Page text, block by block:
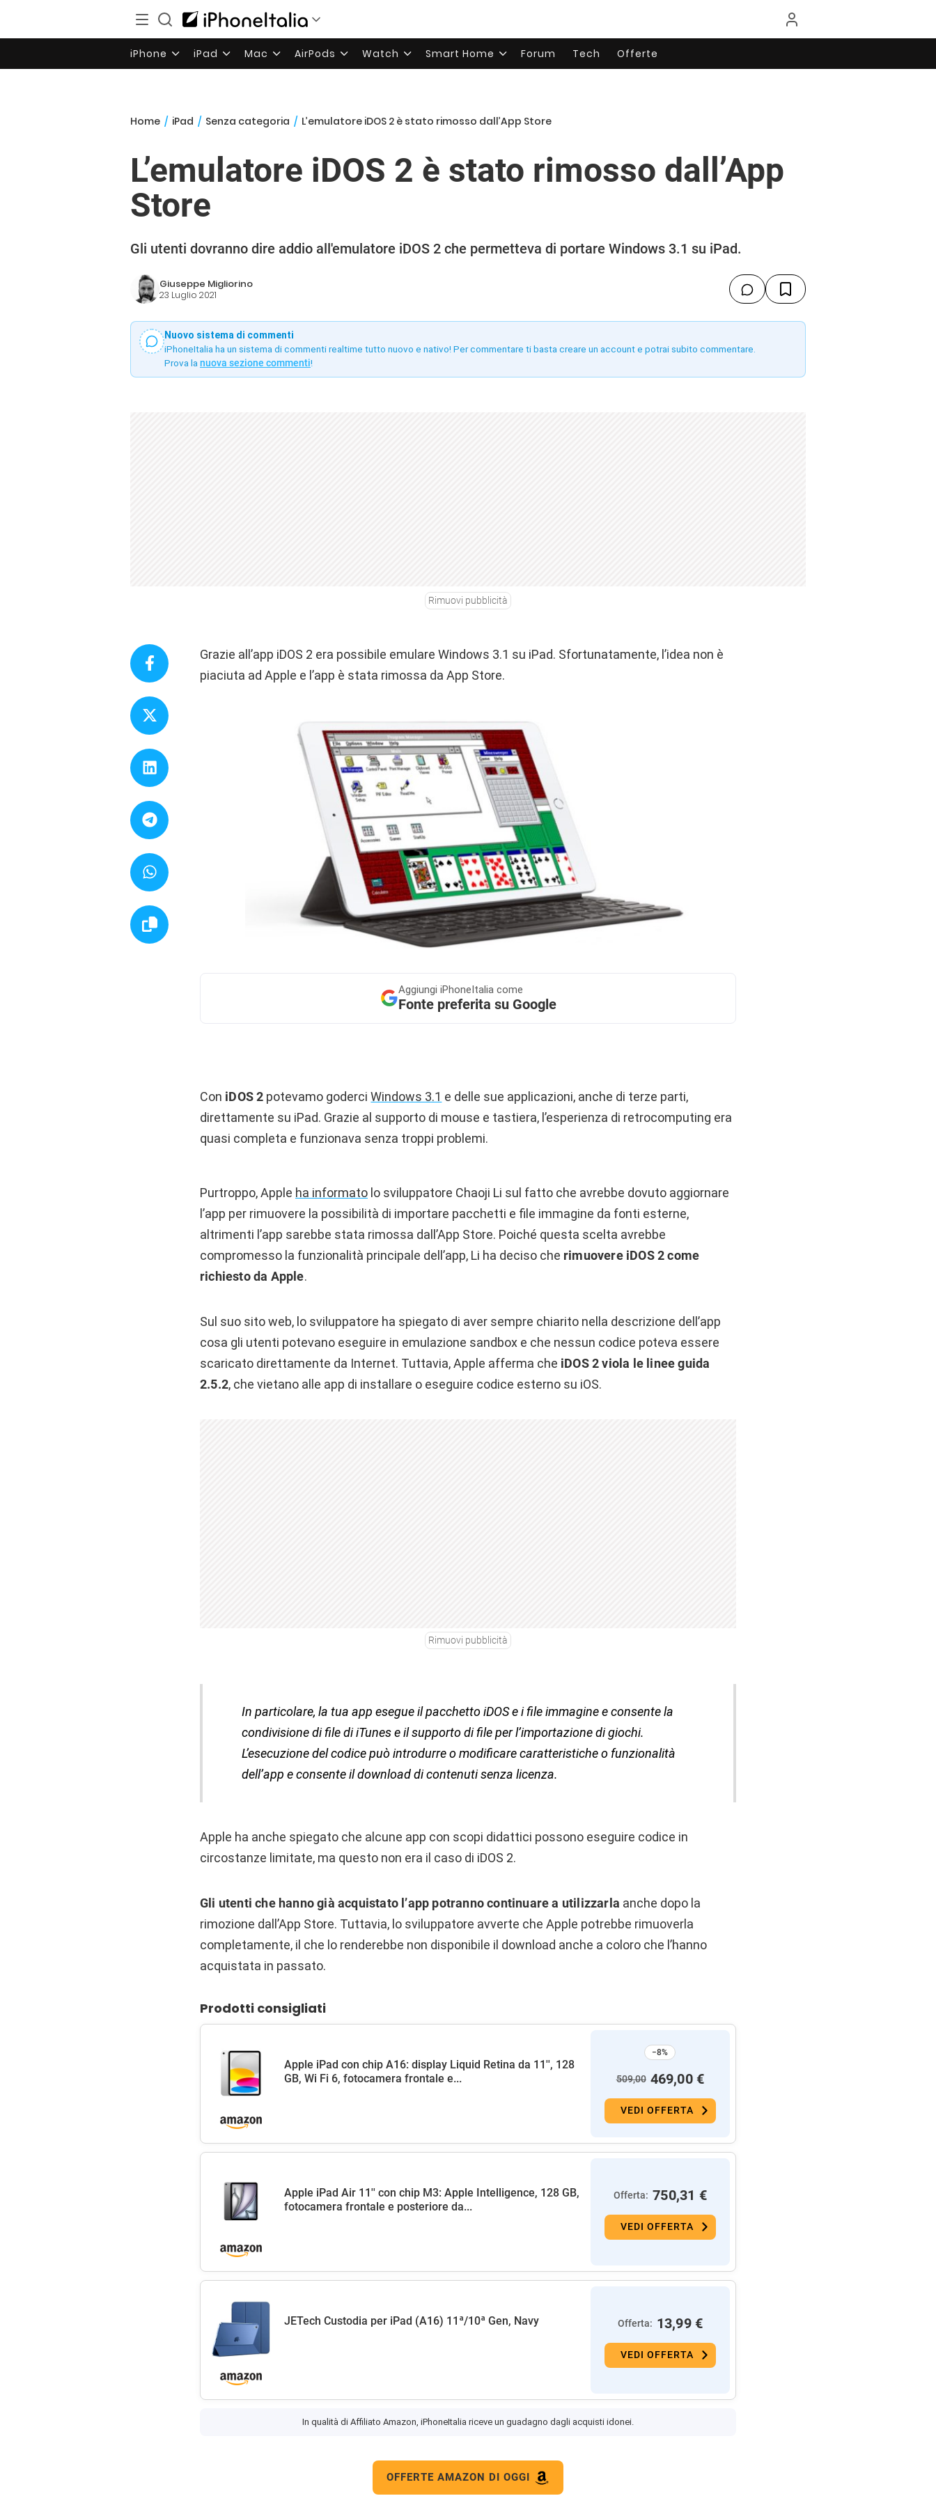
iPhone iPad Mac AirPods Watch Smart Home Forum Tech Offerte
Home / iPad / Senza categoria / L’emulatore iDOS 2 è stato rimosso dall’App Store
L’emulatore iDOS 2 è stato rimosso dall’App
Store
Gli utenti dovranno dire addio all'emulatore iDOS 2 che permetteva di portare Windows 3.1 su iPad.
Giuseppe Migliorino
23 Luglio 2021
Nuovo sistema di commenti
iPhoneItalia ha un sistema di commenti realtime tutto nuovo e nativo! Per commentare ti basta creare un account e potrai subito commentare.
Prova la nuova sezione commenti!
Rimuovi pubblicità
Grazie all’app iDOS 2 era possibile emulare Windows 3.1 su iPad. Sfortunatamente, l’idea non è
piaciuta ad Apple e l’app è stata rimossa da App Store.
Aggiungi iPhoneItalia come
Fonte preferita su Google
Con iDOS 2 potevamo goderciWindows 3.1 e delle sue applicazioni, anche di terze parti,
direttamente su iPad. Grazie al supporto di mouse e tastiera, l’esperienza di retrocomputing era
quasi completa e funzionava senza troppi problemi.
Purtroppo, Apple ha informato lo sviluppatore Chaoji Li sul fatto che avrebbe dovuto aggiornare
l’app per rimuovere la possibilità di importare pacchetti e file immagine da fonti esterne,
altrimenti l’app sarebbe stata rimossa dall’App Store. Poiché questa scelta avrebbe
compromesso la funzionalità principale dell’app, Li ha deciso che rimuovere iDOS 2 come
richiesto da Apple.
Sul suo sito web, lo sviluppatore ha spiegato di aver sempre chiarito nella descrizione dell’app
cosa gli utenti potevano eseguire in emulazione sandbox e che nessun codice poteva essere
scaricato direttamente da Internet. Tuttavia, Apple afferma che iDOS 2 viola le linee guida
2.5.2, che vietano alle app di installare o eseguire codice esterno su iOS.
Rimuovi pubblicità
In particolare, la tua app esegue il pacchetto iDOS e i file immagine e consente la
condivisione di file di iTunes e il supporto di file per l’importazione di giochi.
L’esecuzione del codice può introdurre o modificare caratteristiche o funzionalità
dell’app e consente il download di contenuti senza licenza.
Apple ha anche spiegato che alcune app con scopi didattici possono eseguire codice in
circostanze limitate, ma questo non era il caso di iDOS 2.
Gli utenti che hanno già acquistato l’app potranno continuare a utilizzarla anche dopo la
rimozione dall’App Store. Tuttavia, lo sviluppatore avverte che Apple potrebbe rimuoverla
completamente, il che lo renderebbe non disponibile il download anche a coloro che l’hanno
acquistata in passato.
Prodotti consigliati
Apple iPad con chip A16: display Liquid Retina da 11'', 128
GB, Wi Fi 6, fotocamera frontale e...
−8%
509,00 469,00 €
VEDI OFFERTA
Apple iPad Air 11'' con chip M3: Apple Intelligence, 128 GB,
fotocamera frontale e posteriore da...
Offerta: 750,31 €
VEDI OFFERTA
JETech Custodia per iPad (A16) 11ª/10ª Gen, Navy Offerta: 13,99 €
VEDI OFFERTA
In qualità di Affiliato Amazon, iPhoneItalia riceve un guadagno dagli acquisti idonei.
OFFERTE AMAZON DI OGGI